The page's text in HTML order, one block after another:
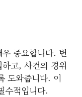
중요합니다. 변
고, 사건의 경위
도와줍니다. 이
수적입니다.